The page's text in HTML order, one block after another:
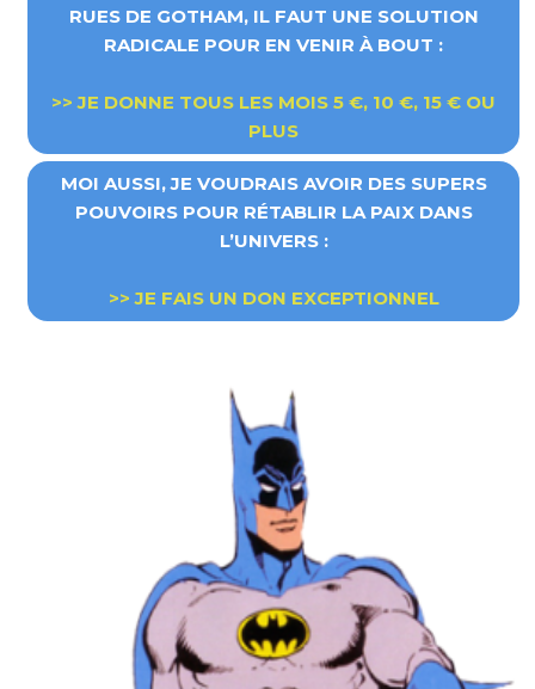
RUES DE GOTHAM, IL FAUT UNE SOLUTION
RADICALE POUR EN VENIR À BOUT :
>> JE DONNE TOUS LES MOIS 5 €, 10 €, 15 € OU
PLUS
MOI AUSSI, JE VOUDRAIS AVOIR DES SUPERS
POUVOIRS POUR RÉTABLIR LA PAIX DANS
L’UNIVERS :
>> JE FAIS UN DON EXCEPTIONNEL